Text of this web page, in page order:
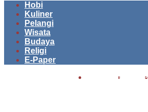
Hobi
Kuliner
Pelangi
Wisata
Budaya
Religi
E-Paper
Twitter
Facebook